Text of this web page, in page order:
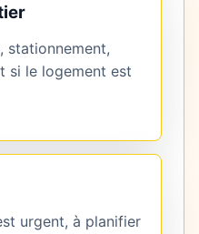
stationnement,
si le logement est
urgent, à planifier